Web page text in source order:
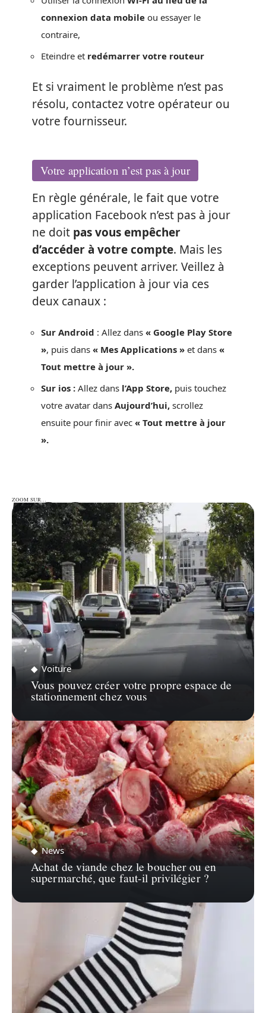
connexion data mobile ou essayer le
contraire,
Eteindre et redémarrer votre routeur
Et si vraiment le problème n’est pas
résolu, contactez votre opérateur ou
votre fournisseur.
Votre application n’est pas à jour
En règle générale, le fait que votre
application Facebook n’est pas à jour
ne doit pas vous empêcher
d’accéder à votre compte. Mais les
exceptions peuvent arriver. Veillez à
garder l’application à jour via ces
deux canaux :
Sur Android : Allez dans « Google Play Store
», puis dans « Mes Applications » et dans «
Tout mettre à jour ».
Sur ios : Allez dans l’App Store, puis touchez
votre avatar dans Aujourd’hui, scrollez
ensuite pour finir avec « Tout mettre à jour
».
ZOOM SUR…
ZOOM SUR…
Voiture
Vous pouvez créer votre propre espace de
stationnement chez vous
News
Achat de viande chez le boucher ou en
supermarché, que faut-il privilégier ?